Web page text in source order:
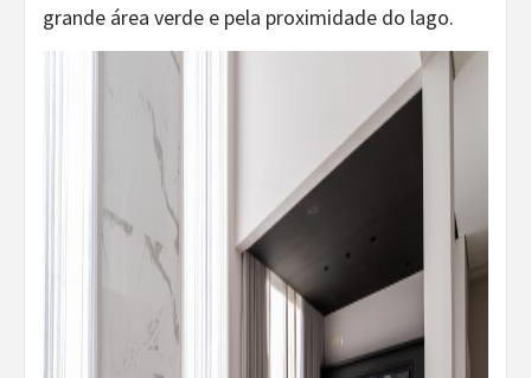
grande área verde e pela proximidade do lago.